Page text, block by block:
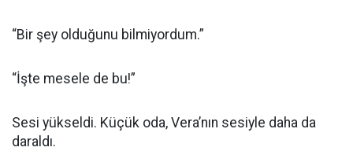
“Bir şey olduğunu bilmiyordum.”
“İşte mesele de bu!”
Sesi yükseldi. Küçük oda, Vera’nın sesiyle daha da
daraldı.